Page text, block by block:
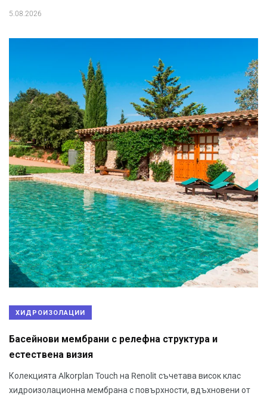
5.08.2026
ХИДРОИЗОЛАЦИИ
Басейнови мембрани с релефна структура и
естествена визия
Колекцията Alkorplan Touch на Renolit съчетава висок клас
хидроизолационна мембрана с повърхности, вдъхновени от